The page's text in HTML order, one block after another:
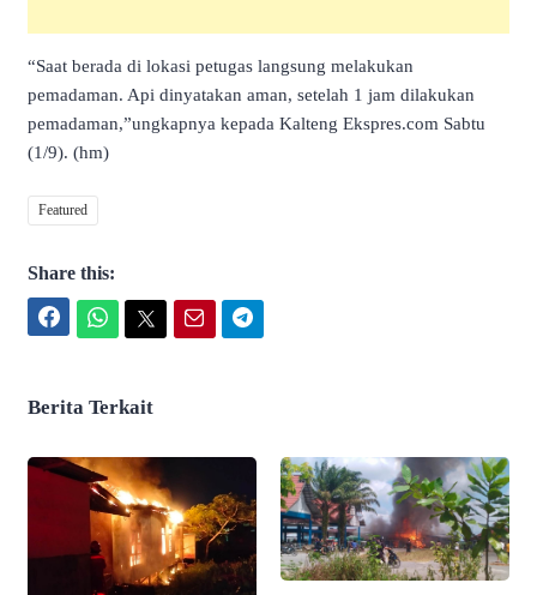
“Saat berada di lokasi petugas langsung melakukan
pemadaman. Api dinyatakan aman, setelah 1 jam dilakukan
pemadaman,”ungkapnya kepada Kalteng Ekspres.com Sabtu
(1/9). (hm)
Featured
Share this:
Berita Terkait